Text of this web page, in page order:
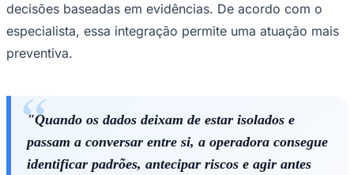
Ceará
decisões baseadas em evidências. De acordo com o
especialista, essa integração permite uma atuação mais
preventiva.
"Quando os dados deixam de estar isolados e
passam a conversar entre si, a operadora consegue
identificar padrões, antecipar riscos e agir antes